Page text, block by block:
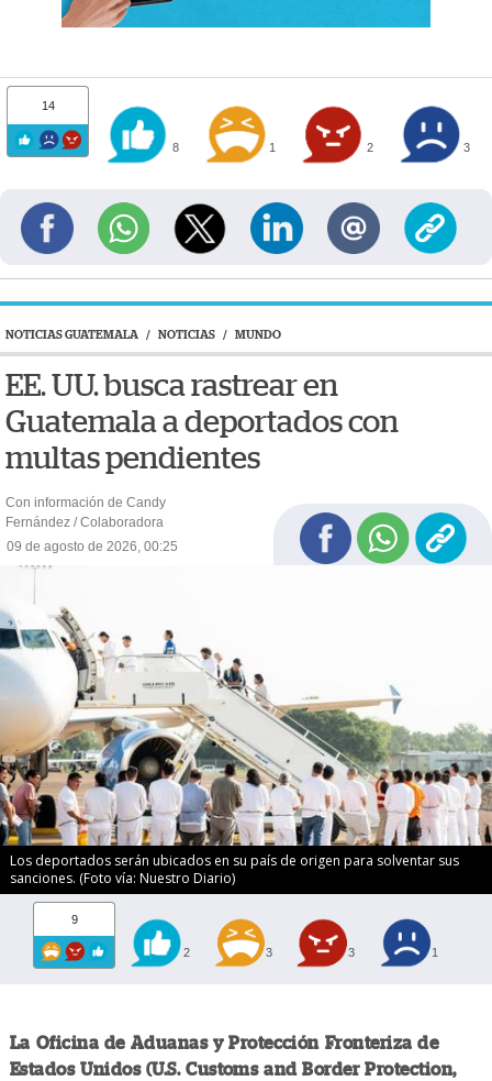
14
8 1 2 3
NOTICIAS GUATEMALA / NOTICIAS / MUNDO
EE. UU. busca rastrear en
Guatemala a deportados con
multas pendientes
Con información de Candy
Fernández / Colaboradora
09 de agosto de 2026, 00:25
Los deportados serán ubicados en su país de origen para solventar sus
sanciones. (Foto vía: Nuestro Diario)
9
2 3 3 1
La Oficina de Aduanas y Protección Fronteriza de
Estados Unidos (U.S. Customs and Border Protection,